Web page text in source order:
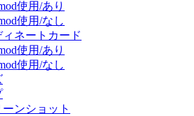
使用/あり
使用/なし
ィネートカード
使用/あり
使用/なし
ーンショット